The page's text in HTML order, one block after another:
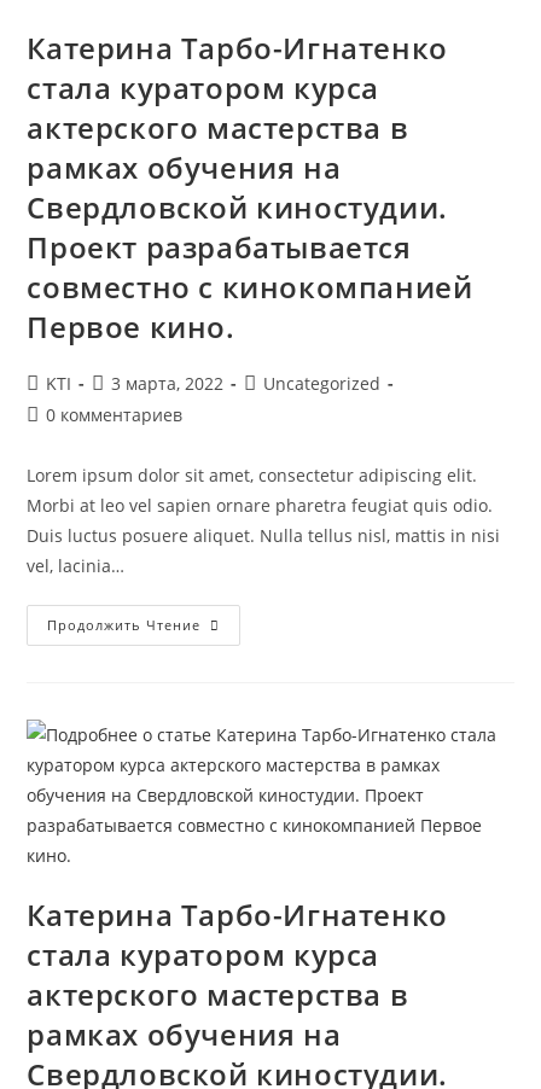
С
Кинокомпанией
Первое
Кино.
Катерина Тарбо-Игнатенко
стала куратором курса
актерского мастерства в
рамках обучения на
Свердловской киностудии.
Проект разрабатывается
совместно с кинокомпанией
Первое кино.
Автор
записи:
KTI
Запись
опубликована:
3 марта, 2022
Рубрика
Uncategorized
Комментарии
записи:
0 комментариев
Lorem ipsum dolor sit amet, consectetur adipiscing elit.
Morbi at leo vel sapien ornare pharetra feugiat quis odio.
Duis luctus posuere aliquet. Nulla tellus nisl, mattis in nisi
vel, lacinia…
Продолжить Чтение Катерина
Тарбо-
Актерского
Мастерства
В
Рамках
Обучения
Свердловской
С
Кинокомпанией
Первое
Кино.
Катерина Тарбо-Игнатенко
стала куратором курса
актерского мастерства в
рамках обучения на
Свердловской киностудии.